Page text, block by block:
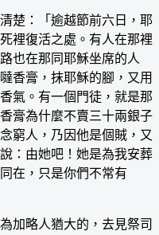
：「逾越節前六日，耶
裡復活之處。有人在那裡
也在那同耶穌坐席的人
香膏，抹耶穌的腳，又用
氣。有一個門徒，就是那
膏為什麼不賣三十兩銀子
窮人，乃因他是個賊，又
：由她吧！她是為我安葬
在，只是你們不常有
略人猶大的，去見祭司